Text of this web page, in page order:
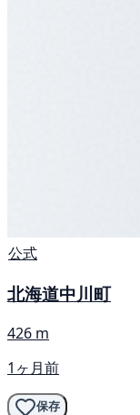
公式
北海道中川町
426 m
1ヶ月前
保存